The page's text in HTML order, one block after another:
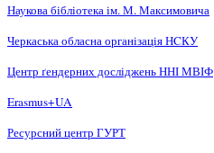
Наукова бібліотека ім. М. Максимовича
Черкаська обласна організація НCКУ
Центр ґендерних досліджень ННІ МВІФ
Erasmus+UA
Ресурсний центр ГУРТ